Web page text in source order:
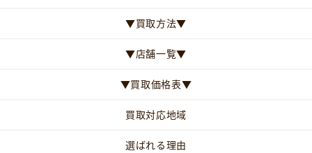
▼買取方法▼
▼店舗一覧▼
▼買取価格表▼
買取対応地域
選ばれる理由